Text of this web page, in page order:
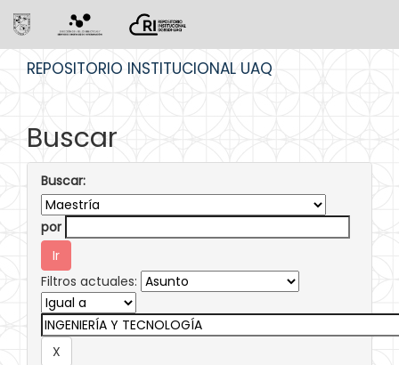
REPOSITORIO INSTITUCIONAL UAQ
Buscar
Buscar:
por
Filtros actuales: